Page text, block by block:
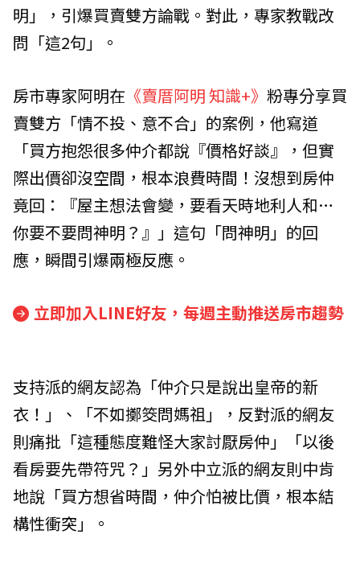
明」，引爆買賣雙方論戰。對此，專家教戰改
問「這2句」。
房市專家阿明在 《賣厝阿明 知識+》 粉專分享買
賣雙方「情不投、意不合」的案例，他寫道
「買方抱怨很多仲介都說『價格好談』，但實
際出價卻沒空間，根本浪費時間！沒想到房仲
竟回：『屋主想法會變，要看天時地利人和…
你要不要問神明？』」這句「問神明」的回
應，瞬間引爆兩極反應。
立即加入LINE好友，每週主動推送房市趨勢
支持派的網友認為「仲介只是說出皇帝的新
衣！」、「不如擲筊問媽祖」，反對派的網友
則痛批「這種態度難怪大家討厭房仲」「以後
看房要先帶符咒？」另外中立派的網友則中肯
地說「買方想省時間，仲介怕被比價，根本結
構性衝突」。